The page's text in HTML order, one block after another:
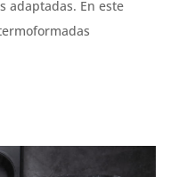
adaptadas. En este